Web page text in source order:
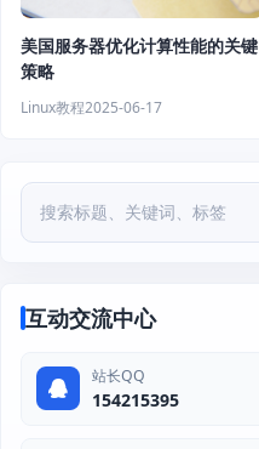
美国服务器优化计算性能的关键
策略
Linux教程2025-06-17
互动交流中心
站长QQ
154215395